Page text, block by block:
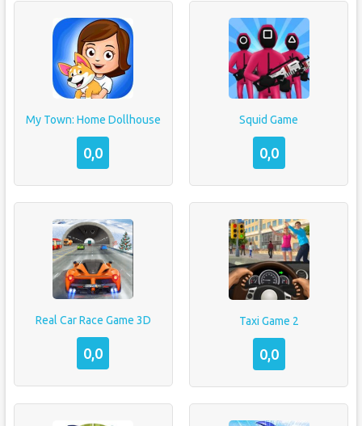
My Town: Home Dollhouse
0,0
Squid Game
0,0
Real Car Race Game 3D
0,0
Taxi Game 2
0,0